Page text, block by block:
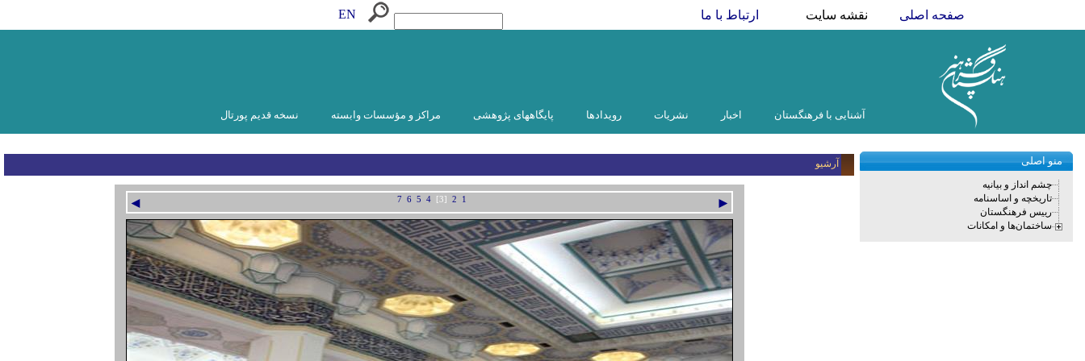
صفحه اصلی نقشه سایت ارتباط با ما EN
آشنایی با فرهنگستان اخبار نشریات رویدادها پایگاههای پژوهشی مراکز و مؤسسات وابسته نسخه قدیم پورتال
آرشیو
◄ 1
2
[3]
4
5
6
7 ►
منو اصلی
چشم انداز و بیانیه
تاریخچه و اساسنامه
رییس فرهنگستان
ساختمان‌ها و امکانات